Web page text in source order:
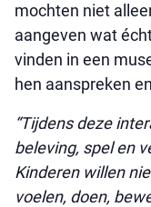
mochten niet
aangeven wat
vinden in een
hen aanspreken
“Tijdens deze
beleving, spel en
Kinderen willen
voelen, doen,